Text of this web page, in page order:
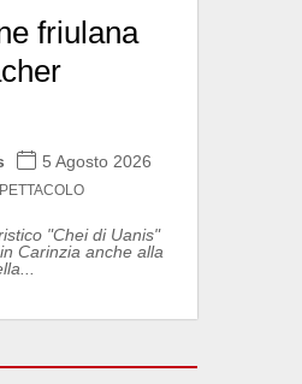
friulana
5 Agosto 2026
"Chei di Uanis"
Carinzia anche alla